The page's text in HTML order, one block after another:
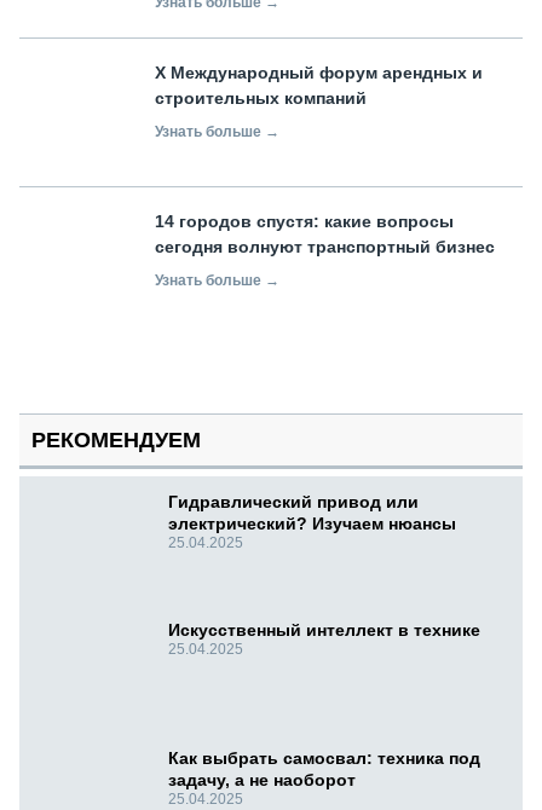
X Международный форум арендных и
строительных компаний
Узнать больше →
14 городов спустя: какие вопросы
сегодня волнуют транспортный бизнес
Узнать больше →
РЕКОМЕНДУЕМ
Гидравлический привод или
электрический? Изучаем нюансы
25.04.2025
Искусственный интеллект в технике
25.04.2025
Как выбрать самосвал: техника под
задачу, а не наоборот
25.04.2025